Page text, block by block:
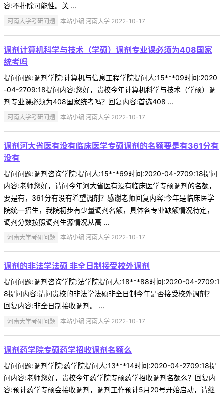
容:不排除可能性。关 ...
河南大学考研问题 本站小编 河南大学 2022-10-17
调剂计算机科学与技术（学硕）调剂专业课必须为408国家
统考吗
提问问题:调剂学院:计算机与信息工程学院提问人:15***09时间:2020
-04-2709:18提问内容:您好，贵校今年计算机科学与技术（学硕）调
剂专业课必须为408国家统考吗？回复内容:首选408 ...
河南大学考研问题 本站小编 河南大学 2022-10-17
调剂河大省医有没有临床医学专硕调剂的名额要是有361分有
没有
提问问题:调剂咨询学院:提问人:15***69时间:2020-04-2709:18提问
内容:老师您好，请问今年河大省医有没有临床医学专硕调剂的名额，
要是有，361分有没有希望调剂？感谢老师回复内容:今年是临床医学
院统一招生，我院初步有少量调剂名额，具体各专业缺额情况待定，
调剂分数按照调剂生源情况从高 ...
河南大学考研问题 本站小编 河南大学 2022-10-17
调剂的非法学法硕 非全日制接受校外调剂
提问问题:调剂咨询学院:法学院提问人:18***88时间:2020-04-2709:1
8提问内容:请问贵校的非法学法硕非全日制今年是否接受校外调剂？
回复内容:非全日制接收调剂。 ...
河南大学考研问题 本站小编 河南大学 2022-10-17
调剂药学院专硕药学招收调剂名额么
提问问题:调剂学院:药学院提问人:13***14时间:2020-04-2709:18提
问内容:老师您好，贵校今年药学院专硕药学招收调剂名额么？回复内
容:预计药学专硕会接收调剂，调剂工作预计5月20号开始启动，请继